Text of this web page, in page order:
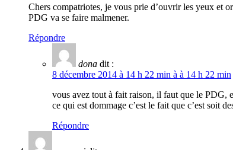
Chers compatriotes, je vous prie d’ouvrir les yeux et
PDG va se faire malmener.
Répondre
dona dit :
8 décembre 2014 à 14 h 22 min à à 14 h 22 min
vous avez tout à fait raison, il faut que le PDG,
ce qui est dommage c’est le fait que c’est soit
Répondre